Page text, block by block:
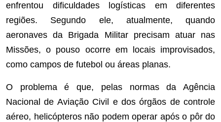
enfrentou dificuldades logísticas em diferentes
regiões. Segundo ele, atualmente, quando
aeronaves da Brigada Militar precisam atuar nas
Missões, o pouso ocorre em locais improvisados,
como campos de futebol ou áreas planas.
O problema é que, pelas normas da Agência
Nacional de Aviação Civil e dos órgãos de controle
aéreo, helicópteros não podem operar após o pôr do